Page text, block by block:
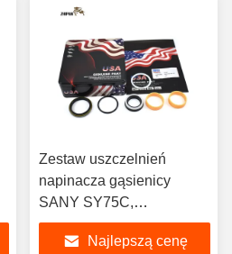
Zestaw uszczelnień
napinacza gąsienicy
SANY SY75C,
uszczelnienie
hydrauliczne, zestaw
Najlepszą cenę